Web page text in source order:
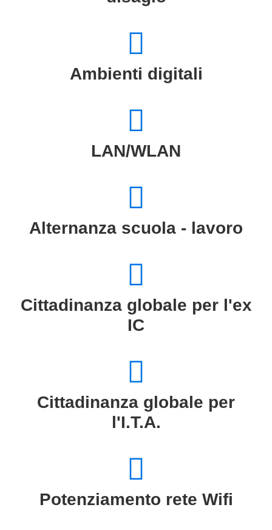
Ambienti digitali
LAN/WLAN
Alternanza scuola - lavoro
Cittadinanza globale per l'ex
IC
Cittadinanza globale per
l'I.T.A.
Potenziamento rete Wifi